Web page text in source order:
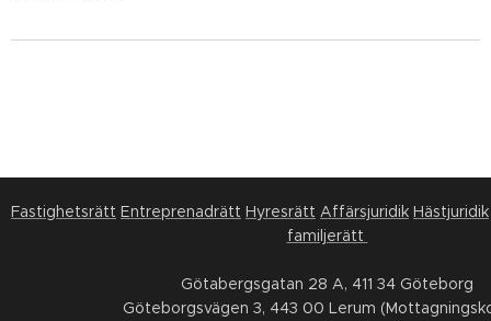
Fastighetsrätt Entreprenadrätt Hyresrätt Affärsjuridik Hästjuridik
familjerätt
Götabergsgatan 28 A, 411 34 Göteborg
Göteborgsvägen 3, 443 00 Lerum